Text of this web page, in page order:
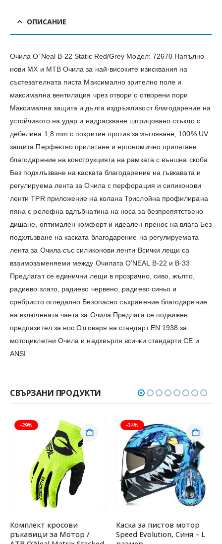
ОПИСАНИЕ
Очила O`Neal B-22 Static Red/Grey Модел: 72670 Напълно
нови MX и MTB Очила за най-високите изисквания на
състезателната писта Максимално зрително поле и
максимална вентилация чрез отвори с отворени пори
Максимална защита и дълга издръжливост благодарение на
устойчивото на удар и надраскване шприцовано стъкло с
дебелина 1,8 mm с покритие против замъгляване, 100% UV
защита Перфектно прилягане и ергономично прилягане
благодарение на конструкцията на рамката с външна скоба
Без подхлъзване на каската благодарение на гъвкавата и
регулируема лента за Очила с перфорация и силиконови
ленти TPR приложение на колана Трислойна профилирана
пяна с релефна вдлъбнатина на носа за безпрепятствено
дишане, оптимален комфорт и идеален пренос на влага Без
подхлъзване на каската благодарение на регулируемата
лента за Очила със силиконови ленти Всички лещи са
взаимозаменяеми между Очилата O’NEAL B-22 и B-33
Предлагат се единични лещи в прозрачно, сиво, жълто,
радиево злато, радиево червено, радиево синьо и
сребристо огледално Безопасно съхранение благодарение
на включената чанта за Очила Предлага се подвижен
предпазител за нос Отговаря на стандарт EN 1938 за
мотоциклетни Очила и надхвърля всички стандарти CE и
ANSI
СВЪРЗАНИ ПРОДУКТИ
-29%
Комплект кросови
ръкавици за Мотор /
-34%
Каска за пистов мотор
Speed Evolution, Синя – L